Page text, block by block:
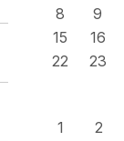
8
9
15
16
22
23
1
2